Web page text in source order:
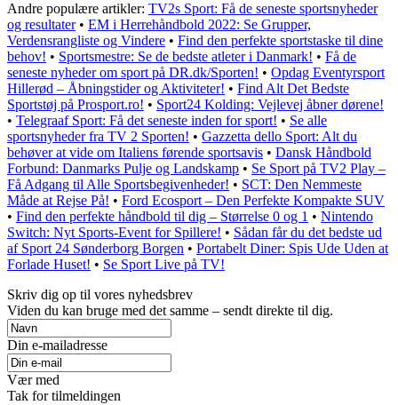
Andre populære artikler: TV2s Sport: Få de seneste sportsnyheder
og resultater• EM i Herrehåndbold 2022: Se Grupper,
Verdensrangliste og Vindere • Find den perfekte sportstaske til dine
behov! • Sportsmestre: Se de bedste atleter i Danmark! • Få de
seneste nyheder om sport på DR.dk/Sporten! • Opdag Eventyrsport
Hillerød – Åbningstider og Aktiviteter! • Find Alt Det Bedste
Sportstøj på Prosport.ro! • Sport24 Kolding: Vejlevej åbner dørene!
• Telegraaf Sport: Få det seneste inden for sport! • Se alle
sportsnyheder fra TV 2 Sporten! • Gazzetta dello Sport: Alt du
behøver at vide om Italiens førende sportsavis • Dansk Håndbold
Forbund: Danmarks Pulje og Landskamp • Se Sport på TV2 Play –
Få Adgang til Alle Sportsbegivenheder! • SCT: Den Nemmeste
Måde at Rejse På! • Ford Ecosport – Den Perfekte Kompakte SUV
• Find den perfekte håndbold til dig – Størrelse 0 og 1 • Nintendo
Switch: Nyt Sports-Event for Spillere! • Sådan får du det bedste ud
af Sport 24 Sønderborg Borgen • Portabelt Diner: Spis Ude Uden at
Forlade Huset! • Se Sport Live på TV!
Skriv dig op til vores nyhedsbrev
Viden du kan bruge med det samme – sendt direkte til dig.
Din e-mailadresse
Vær med
Tak for tilmeldingen